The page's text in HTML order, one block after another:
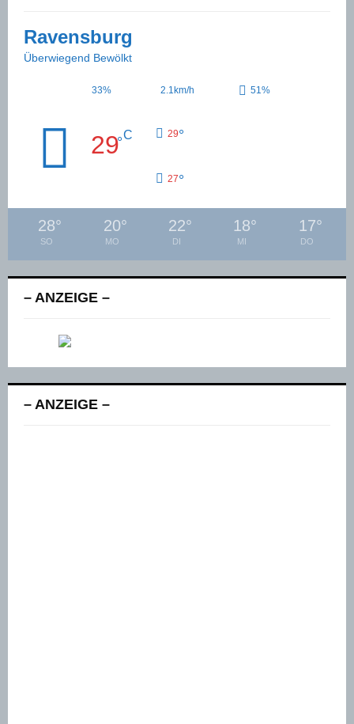
Ravensburg
Überwiegend Bewölkt
33% 2.1km/h 51%
29°C 29°
27°
28°
SO
20°
MO
22°
DI
18°
MI
17°
DO
– ANZEIGE –
– ANZEIGE –